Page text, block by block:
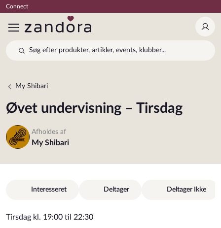
Connect
Log
Søg efter produkter, artikler, events, klubber...
My Shibari
Øvet undervisning – Tirsdag
Afholdes af
My Shibari
Interesseret Deltager Deltager Ikke
Tirsdag kl. 19:00 til 22:30